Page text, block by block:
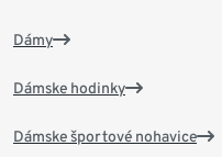
Dámy
Dámske hodinky
Dámske športové nohavice